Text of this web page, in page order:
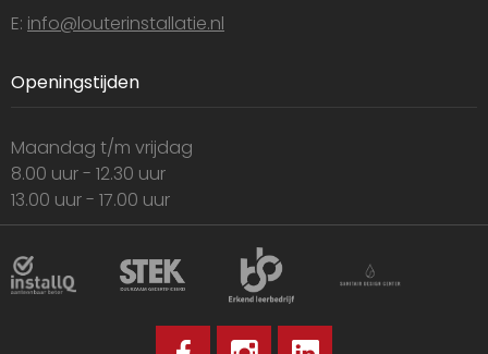
E: info@louterinstallatie.nl
Openingstijden
Maandag t/m vrijdag
8.00 uur - 12.30 uur
13.00 uur - 17.00 uur